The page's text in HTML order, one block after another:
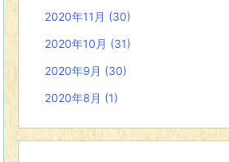
2020年11月 (30)
2020年10月 (31)
2020年9月 (30)
2020年8月 (1)